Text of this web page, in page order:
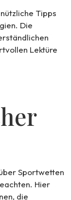
Tipps
Die
Lektüre
Sportwetten
Hier
die